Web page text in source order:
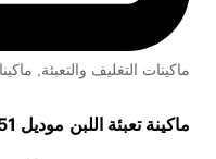
ماكينات التغليف والتعبئة,
ماكينة تعبئة اللبن موديل Di